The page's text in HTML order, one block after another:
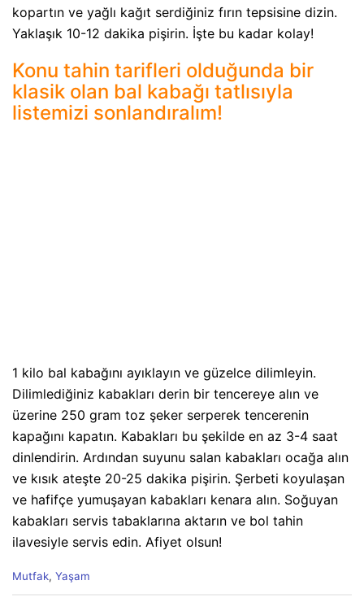
kopartın ve yağlı kağıt serdiğiniz fırın tepsisine dizin.
Yaklaşık 10-12 dakika pişirin. İşte bu kadar kolay!
Konu tahin tarifleri olduğunda bir
klasik olan bal kabağı tatlısıyla
listemizi sonlandıralım!
1 kilo bal kabağını ayıklayın ve güzelce dilimleyin.
Dilimlediğiniz kabakları derin bir tencereye alın ve
üzerine 250 gram toz şeker serperek tencerenin
kapağını kapatın. Kabakları bu şekilde en az 3-4 saat
dinlendirin. Ardından suyunu salan kabakları ocağa alın
ve kısık ateşte 20-25 dakika pişirin. Şerbeti koyulaşan
ve hafifçe yumuşayan kabakları kenara alın. Soğuyan
kabakları servis tabaklarına aktarın ve bol tahin
ilavesiyle servis edin. Afiyet olsun!
C
Mutfak, Yaşam